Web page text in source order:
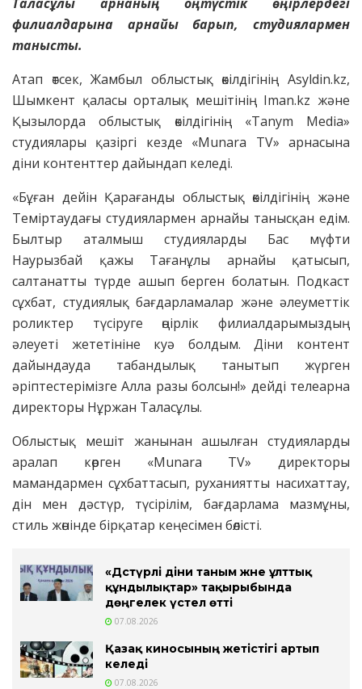
филиалдарына арнайы барып, студиялармен
танысты.
Атап өтсек, Жамбыл облыстық өкілдігінің Asyldin.kz,
Шымкент қаласы орталық мешітінің Iman.kz және
Қызылорда облыстық өкілдігінің «Tanym Media»
студиялары қазіргі кезде «Munara TV» арнасына
діни контенттер дайындап келеді.
«Бұған дейін Қарағанды облыстық өкілдігінің және
Теміртаудағы студиялармен арнайы танысқан едім.
Былтыр аталмыш студияларды Бас мүфти
Наурызбай қажы Тағанұлы арнайы қатысып,
салтанатты түрде ашып берген болатын. Подкаст
сұхбат, студиялық бағдарламалар және әлеуметтік
роликтер түсіруге өңірлік филиалдарымыздың
әлеуеті жететініне куә болдым. Діни контент
дайындауда табандылық танытып жүрген
әріптестерімізге Алла разы болсын!» дейді телеарна
директоры Нұржан Таласұлы.
Облыстық мешіт жанынан ашылған студияларды
аралап көрген «Munara TV» директоры
мамандармен сұхбаттасып, руханиятты насихаттау,
дін мен дәстүр, түсірілім, бағдарлама мазмұны,
стиль жөнінде бірқатар кеңесімен бөлісті.
«Дәстүрлі діни таным және ұлттық
құндылықтар» тақырыбында
дөңгелек үстел өтті
07.08.2026
Қазақ киносының жетістігі артып
келеді
07.08.2026